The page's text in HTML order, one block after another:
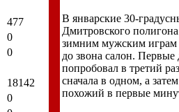
477
0
0
18142
0
В январские 30-
Дмитровского
зимним мужским играм
до звона салон.
попробовал в третий
сначала в одном, а
похожий в первые